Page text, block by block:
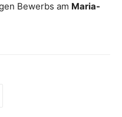
Bewerbs am Maria-